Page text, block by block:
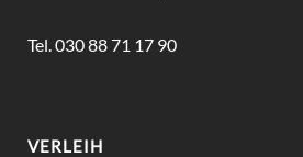
Tel. 030 88 71 17 90
VERLEIH